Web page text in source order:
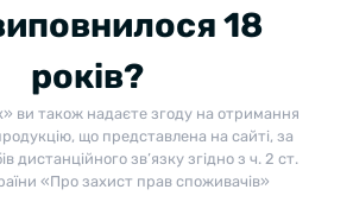
ідеальною базою
для створення
коктейлів або
доповненням до
страв (десертів) з
тропічними,
ягідними або
фруктовими
18
років?
ви також надаєте згоду на отримання
що представлена на сайті, за
дистанційного зв’язку згідно з ч. 2 ст.
«Про захист прав споживачів»